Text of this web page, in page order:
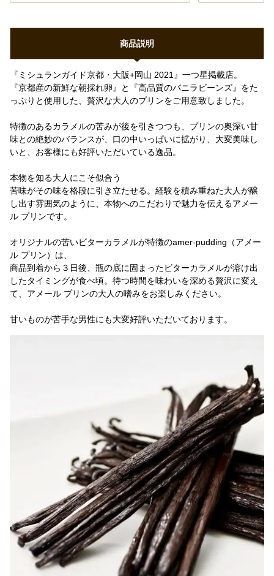
商品説明
『ミシュランガイド京都・大阪+岡山 2021』一つ星掲載店。
『京都産の新鮮な朝採れ卵』と『高品質のバニラビーンズ』をた
っぷりと使用した、贅沢な大人のプリンをご用意致しました。
特徴のあるカラメルの苦みが後を引きつつも、プリンの奥深い甘
味との絶妙のバランスが、口の中いっぱいに拡がり、大変美味し
いと、お客様にも好評いただいている逸品。
本物を知る大人にこそ似合う
苦味がその味を格段に引き立たせる。経験を積み重ねた大人が醸
し出す雰囲気のように、本物へのこだわりで魅力を伝えるアメー
ル プリンです。
オリジナルの苦いビターカラメルが特徴のamer-pudding（アメー
ル プリン）は、
商品到着から３日後、瓶の底に固まったビターカラメルが溶け出
したタイミングが食べ頃。待つ時間を味わいを深める贅沢に変え
て、アメール プリンの大人の嗜みをお楽しみください。
甘いものが苦手な男性にも大変好評いただいております。